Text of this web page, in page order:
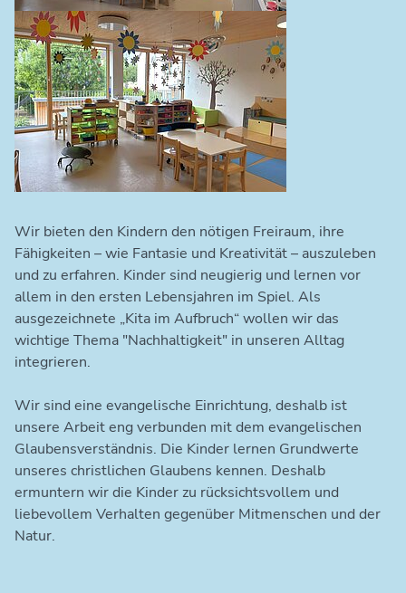
Wir bieten den Kindern den nötigen Freiraum, ihre
Fähigkeiten – wie Fantasie und Kreativität – auszuleben
und zu erfahren. Kinder sind neugierig und lernen vor
allem in den ersten Lebensjahren im Spiel. Als
ausgezeichnete „Kita im Aufbruch“ wollen wir das
wichtige Thema "Nachhaltigkeit" in unseren Alltag
integrieren.
Wir sind eine evangelische Einrichtung, deshalb ist
unsere Arbeit eng verbunden mit dem evangelischen
Glaubensverständnis. Die Kinder lernen Grundwerte
unseres christlichen Glaubens kennen. Deshalb
ermuntern wir die Kinder zu rücksichtsvollem und
liebevollem Verhalten gegenüber Mitmenschen und der
Natur.